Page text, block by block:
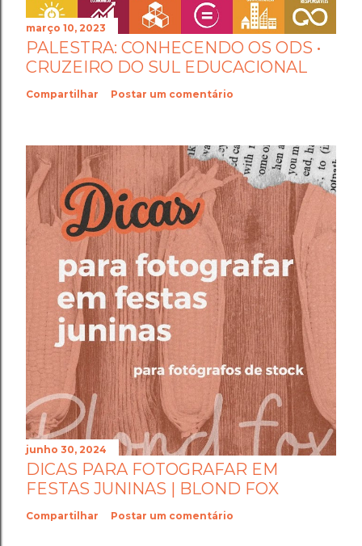
março 10, 2023
PALESTRA: CONHECENDO OS ODS •
CRUZEIRO DO SUL EDUCACIONAL
Compartilhar Postar um comentário
junho 30, 2024
DICAS PARA FOTOGRAFAR EM
FESTAS JUNINAS | BLOND FOX
Compartilhar Postar um comentário